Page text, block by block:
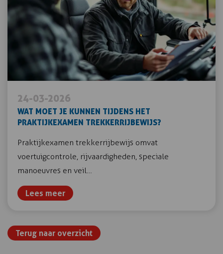
24-03-2026
WAT MOET JE KUNNEN TIJDENS HET
PRAKTIJKEXAMEN TREKKERRIJBEWIJS?
Praktijkexamen trekkerrijbewijs omvat
voertuigcontrole, rijvaardigheden, speciale
manoeuvres en veil…
Lees meer
Terug naar overzicht